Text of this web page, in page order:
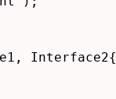
Interface2{